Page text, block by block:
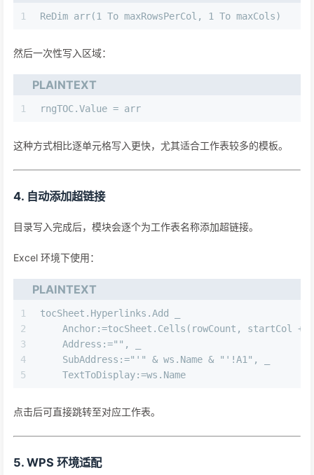
1 ReDim arr(1 To maxRowsPerCol, 1 To maxCols)
然后一次性写入区域：
PLAINTEXT
1 rngTOC.Value = arr
这种方式相比逐单元格写入更快，尤其适合工作表较多的模板。
4. 自动添加超链接
目录写入完成后，模块会逐个为工作表名称添加超链接。
Excel 环境下使用：
PLAINTEXT
1
2
3
4
5
tocSheet.Hyperlinks.Add _
Anchor:=tocSheet.Cells(rowCount, startCol +
    Address:="", _
    SubAddress:="'" & ws.Name & "'!A1", _
    TextToDisplay:=ws.Name
点击后可直接跳转至对应工作表。
5. WPS 环境适配